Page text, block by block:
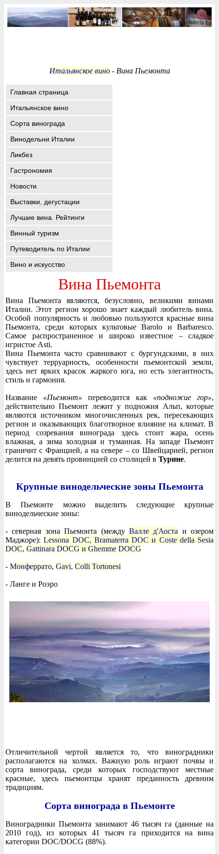
Итальянское вино- Вина Пьемонта
Главная страница
Итальянское вино
Сорта винограда
Винодельни Италии
Ликбез
Гастрономия
Новости
Выставки, дегустации
Лучшие вина. Рейтинги
Винный туризм
Путеводитель по Италии
Вино и искусство
Вина Пьемонта
Вина Пьемонта являются, безусловно, великими винами
Италии. Этот регион хорошо знает каждый любитель вина.
Особой популярность и любовью пользуются красные вина
Пьемонта, среди которых культовые Barolo и Barbaresco.
Самое распространенное и широко известное – сладкое
игристое Asti.
Вина Пьемонта часто сравнивают с бургундскими, в них
чувствует терруарность, особенности пьемонтской земли,
здесь нет ярких красок жаркого юга, но есть элегантность,
стиль и гармония.
Название «Пьемонт» переводится как «подножие гор»,
действительно Пьемонт лежит у подножия Альп, которые
являются источником многочисленных рек, пересекающих
регион и оказывающих благотворное влияние на климат. В
период созревания винограда здесь стоит жара, осень
влажная, а зима холодная и туманная. На западе Пьемонт
граничит с Францией, а на севере – со Швейцарией, регион
делится на девять провинцией со столицей в Турине.
Крупные винодельческие зоны Пьемонта
В Пьемонте можно выделить следующие крупные
винодельческие зоны:
- северная зона Пьемонта (между Валле д'Аоста и озером
Маджоре):Lessona DOC, Bramaterra DOC и Coste della Sesia
DOC, Gattinara DOCG и Ghemme DOCG
- Монферрато, Gavi, Colli Tortonesi
- Ланге и Роэро
Отличительной чертой является то, что виноградники
располагаются на холмах. Важную роль играют почвы и
сорта винограда, среди которых господствуют местные
красные, здесь пьемонтцы хранят преданность древним
традициям.
Сорта винограда в Пьемонте
Виноградники Пьемонта занимают 46 тысяч га (данные на
2010 год), из которых 41 тысяч га приходится на вина
категории DOC/DOCG (88%).